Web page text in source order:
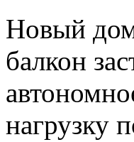
Новый
балкон
нагрузку